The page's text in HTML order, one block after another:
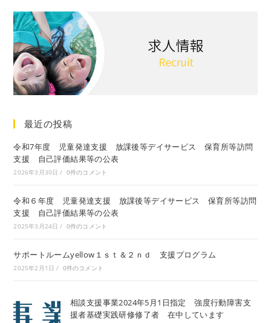
最近の投稿
令和7年度 児童発達支援 放課後等デイサービス 保育所等訪問
支援 自己評価結果等の公表
2026年3月30日 / 0件のコメント
令和６年度 児童発達支援 放課後等デイサービス 保育所等訪問
支援 自己評価結果等の公表
2025年3月24日 / 0件のコメント
サポートルームyellow１ｓｔ＆２ｎｄ 支援プログラム
2025年2月1日 / 0件のコメント
相談支援事業2024年5月1日指定 強度行動障害支
援者基礎実践研修修了者 在中しています